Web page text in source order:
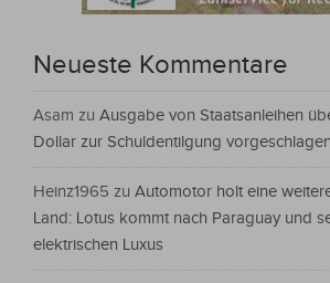
Neueste Kommentare
Asam zu Ausgabe von Staatsanleihen
Dollar zur Schuldentilgung vorgeschlagen
Heinz1965 zu Automotor holt eine
Land: Lotus kommt nach Paraguay und
elektrischen Luxus